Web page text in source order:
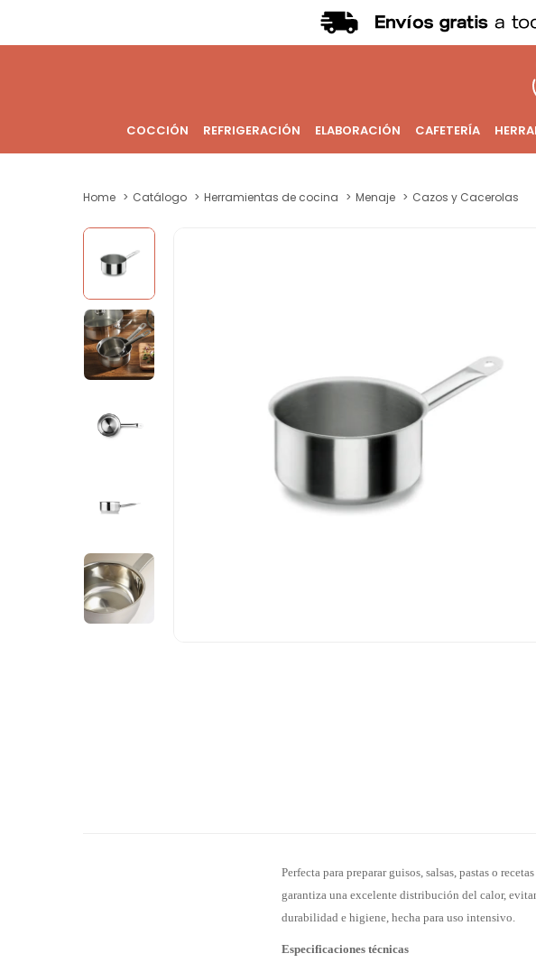
COCCIÓN REFRIGERACIÓN ELABORACIÓN CAFETERÍA
Home Catálogo Herramientas de cocina Menaje Cazos y Cacerolas
Perfecta para preparar guisos, salsas, pastas o
garantiza una excelente distribución del calor,
durabilidad e higiene, hecha para uso intensivo.
Especificaciones técnicas